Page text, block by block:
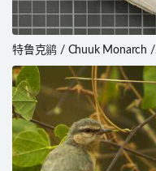
特鲁克鹟 / Chuuk Monarch /
Metabolus rugensis